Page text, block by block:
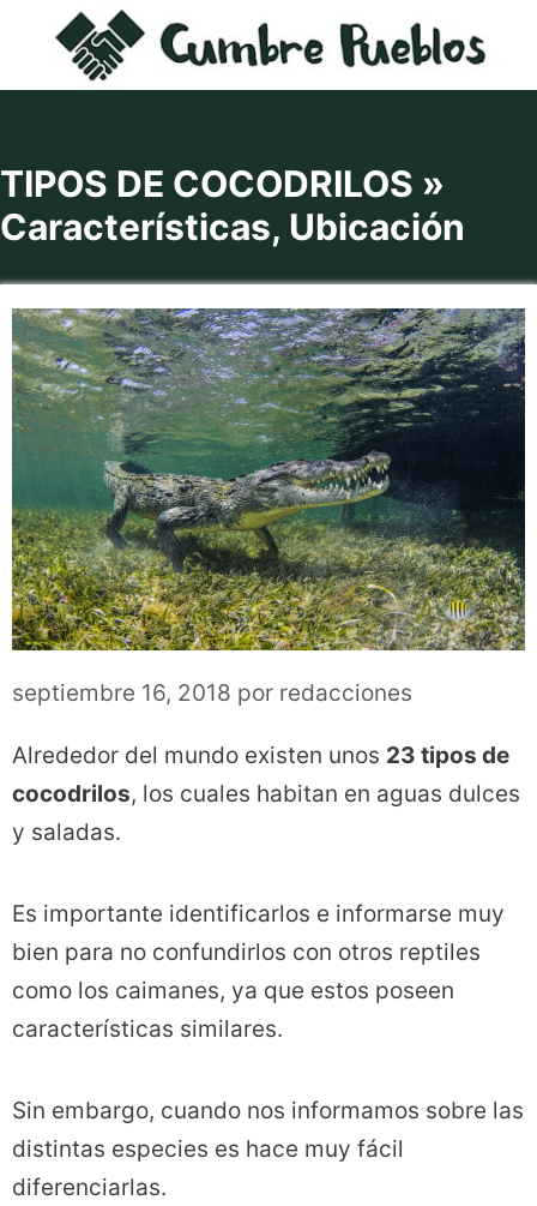
contenido
TIPOS DE COCODRILOS »
Características, Ubicación
septiembre 16, 2018 por redacciones
Alrededor del mundo existen unos 23 tipos de
cocodrilos, los cuales habitan en aguas dulces
y saladas.
Es importante identificarlos e informarse muy
bien para no confundirlos con otros reptiles
como los caimanes, ya que estos poseen
características similares.
Sin embargo, cuando nos informamos sobre las
distintas especies es hace muy fácil
diferenciarlas.